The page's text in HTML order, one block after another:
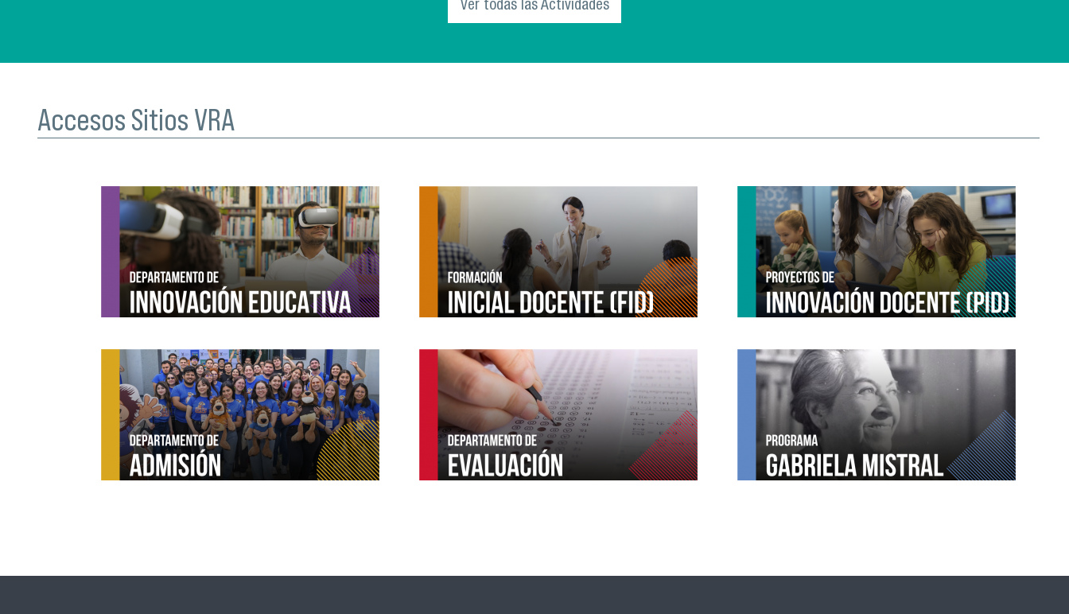
Ver todas las Actividades
Accesos Sitios VRA